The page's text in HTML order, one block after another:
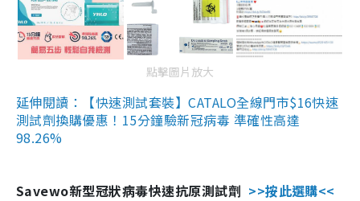
點擊圖片放大
延伸閱讀：【快速測試套裝】CATALO全線門市$16快速
測試劑換購優惠！15分鐘驗新冠病毒 準確性高達
98.26%
Savewo新型冠狀病毒快速抗原測試劑 >>按此選購<<